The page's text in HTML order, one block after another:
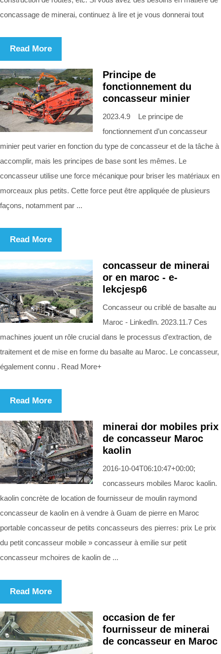
concassage de minerai, continuez à lire et je vous donnerai tout
Read More
Principe de
fonctionnement du
concasseur minier
2023.4.9 Le principe de
fonctionnement d’un concasseur
minier peut varier en fonction du type de concasseur et de la tâche à
accomplir, mais les principes de base sont les mêmes. Le
concasseur utilise une force mécanique pour briser les matériaux en
morceaux plus petits. Cette force peut être appliquée de plusieurs
façons, notamment par ...
Read More
concasseur de minerai
or en maroc - e-
lekcjesp6
Concasseur ou criblé de basalte au
Maroc - LinkedIn. 2023.11.7 Ces
machines jouent un rôle crucial dans le processus d’extraction, de
traitement et de mise en forme du basalte au Maroc. Le concasseur,
également connu . Read More+
Read More
minerai dor mobiles prix
de concasseur Maroc
kaolin
2016-10-04T06:10:47+00:00;
concasseurs mobiles Maroc kaolin.
kaolin concrète de location de fournisseur de moulin raymond
concasseur de kaolin en à vendre à Guam de pierre en Maroc
portable concasseur de petits concasseurs des pierres: prix Le prix
du petit concasseur mobile » concasseur à emilie sur petit
concasseur mchoires de kaolin de ...
Read More
occasion de fer
fournisseur de minerai
de concasseur en Maroc